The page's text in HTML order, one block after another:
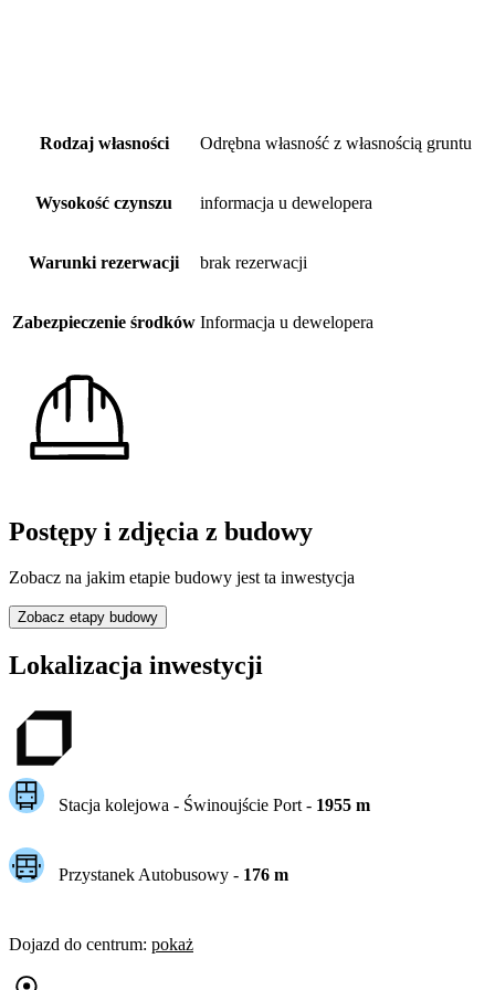
Rodzaj własności Odrębna własność z własnością gruntu
Wysokość czynszu informacja u dewelopera
Warunki rezerwacji brak rezerwacji
Zabezpieczenie środków Informacja u dewelopera
Postępy i zdjęcia z budowy
Zobacz na jakim etapie budowy jest ta inwestycja
Zobacz etapy budowy
Lokalizacja inwestycji
Stacja kolejowa - Świnoujście Port- 1955m
Przystanek Autobusowy - 176m
Dojazd do centrum: pokaż